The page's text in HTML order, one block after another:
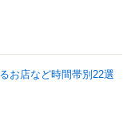
お店など時間帯別22選